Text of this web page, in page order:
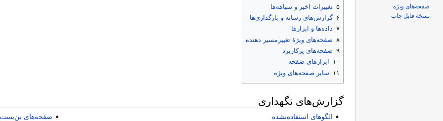
۵ تغییرات اخیر و سیاهه‌ها
۶ گزارش‌های رسانه و بارگذاری‌ها
۷ داده‌ها و ابزارها
۸ صفحه‌های ویژهٔ تغییرمسیر دهنده
۹ صفحه‌های پرکاربرد
۱۰
ابزارهای صفحه
۱۱
سایر صفحه‌های ویژه
گزارش‌های نگهداری
الگوهای استفاده‌نشده
صفحه‌های بن‌بست
صفحه‌های ویژه
نسخهٔ قابل چاپ